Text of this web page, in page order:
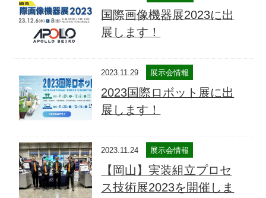
国際画像機器展2023に出
展します！
2023.11.29 展示会情報
2023国際ロボット展に出
展します！
2023.11.24 展示会情報
【岡山】実装組立プロセ
ス技術展2023を開催しま